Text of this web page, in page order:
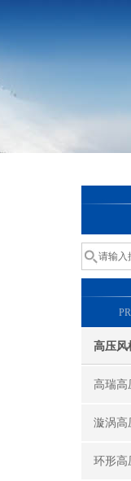
高压风
高瑞高
漩涡高
环形高